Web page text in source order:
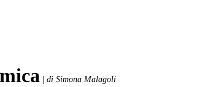
di Simona Malagoli